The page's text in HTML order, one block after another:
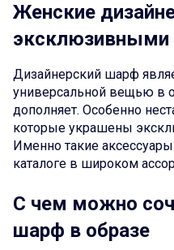
Женские
Дизайнерский шарф
универсальной вещью в
дополняет. Особенно
которые украшены
Именно такие
каталоге в широком
С чем можно
шарф в образе